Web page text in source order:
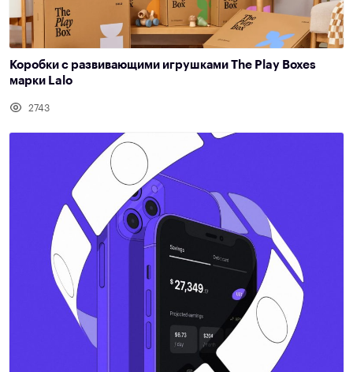
Коробки с развивающими игрушками The Play Boxes
марки Lalo
2743